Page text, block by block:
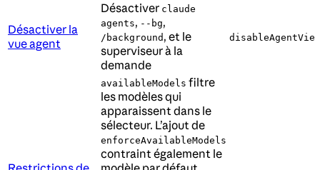
Désactiver la
vue agent
Désactiver claude
agents, --bg,
/background , et le
superviseur à la
demande
disableAgentView
availableModels filtre
les modèles qui
apparaissent dans le
sélecteur. L’ajout de
enforceAvailableModels
contraint également le